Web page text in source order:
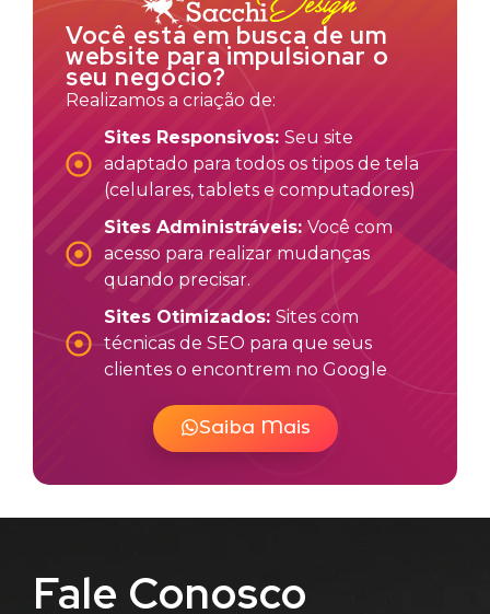
Você está em busca de um
website para impulsionar o
seu negócio?
Realizamos a criação de:
Sites Responsivos: Seu site
adaptado para todos os tipos de tela
(celulares, tablets e computadores)
Sites Administráveis: Você com
acesso para realizar mudanças
quando precisar.
Sites Otimizados: Sites com
técnicas de SEO para que seus
clientes o encontrem no Google
Saiba Mais
Fale Conosco